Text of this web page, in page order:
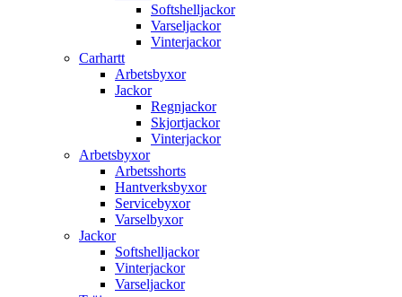
Softshelljackor
Varseljackor
Vinterjackor
Carhartt
Arbetsbyxor
Jackor
Regnjackor
Skjortjackor
Vinterjackor
Arbetsbyxor
Arbetsshorts
Hantverksbyxor
Servicebyxor
Varselbyxor
Jackor
Softshelljackor
Vinterjackor
Varseljackor